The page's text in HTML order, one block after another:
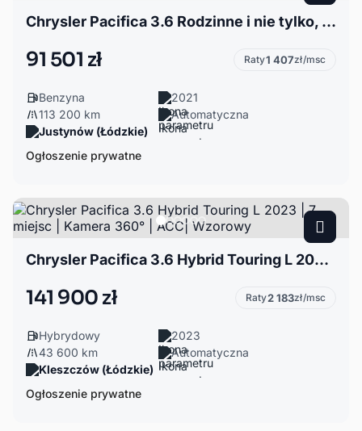
Chrysler Pacifica 3.6 Rodzinne i nie tylko, duża przestrzeń bagażowa płaska podłoga
91 501 zł Raty1 407zł/msc
Benzyna
2021
113 200 km
Automatyczna
Justynów (Łódzkie)
Ogłoszenie prywatne
Chrysler Pacifica 3.6 Hybrid Touring L 2023 | 7 miejsc | Kamera 360° | ACC| Wzorowy
141 900 zł Raty2 183zł/msc
Hybrydowy
2023
43 600 km
Automatyczna
Kleszczów (Łódzkie)
Ogłoszenie prywatne